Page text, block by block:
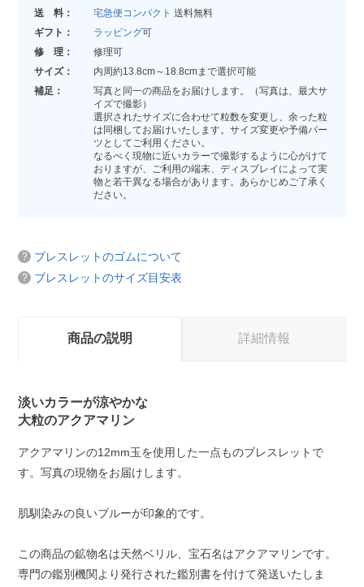
送 料：
宅急便コンパクト 送料無料
ギフト：
ラッピング可
修 理：
修理可
サイズ：
内周約13.8cm～18.8cmまで選択可能
補足：
写真と同一の商品をお届けします。（写真は、最大サ
イズで撮影）
選択されたサイズに合わせて粒数を変更し、余った粒
は同梱してお届けいたします。サイズ変更や予備パー
ツとしてご利用ください。
なるべく現物に近いカラーで撮影するように心がけて
おりますが、ご利用の端末、ディスプレイによって実
物と若干異なる場合があります。あらかじめご了承く
ださい。
ブレスレットのゴムについて
ブレスレットのサイズ目安表
商品の説明 詳細情報
淡いカラーが涼やかな
大粒のアクアマリン
アクアマリンの12mm玉を使用した一点ものブレスレットで
す。写真の現物をお届けします。
肌馴染みの良いブルーが印象的です。
この商品の鉱物名は天然ベリル、宝石名はアクアマリンです。
専門の鑑別機関より発行された鑑別書を付けて発送いたしま